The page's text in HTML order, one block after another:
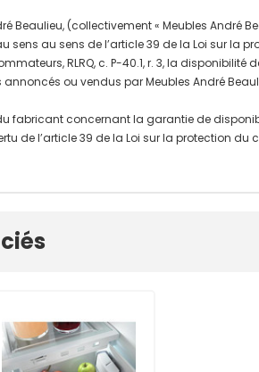
Beaulieu, (collectivement « Meubles André
au sens de l’article 39 de la Loi sur la
RLRQ, c. P-40.1, r. 3, la
ou vendus par Meubles André
fabricant concernant la garantie de
de l’article 39 de la Loi sur la protection